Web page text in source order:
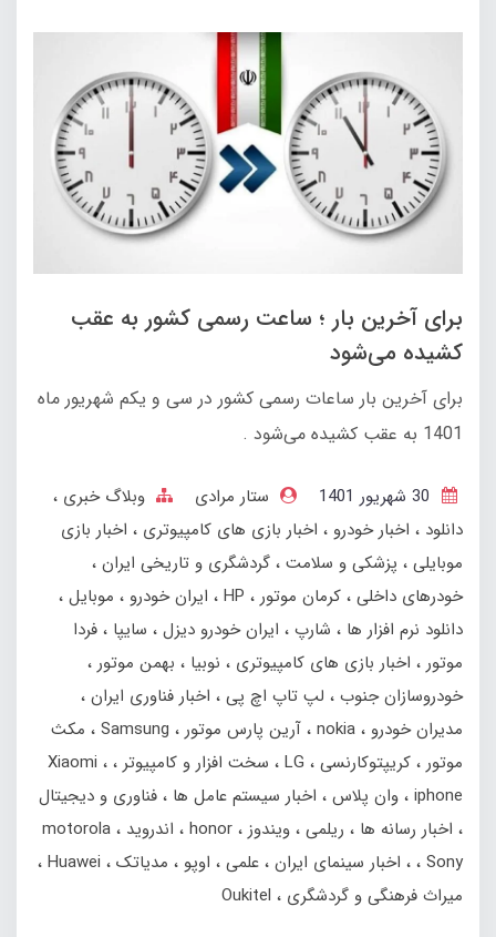
برای آخرین بار ؛ ساعت رسمی کشور به عقب
کشیده می‌شود
برای آخرین بار ساعات رسمی کشور در سی و یکم شهریور ماه
1401 به عقب کشیده می‌شود .
ستار مرادی
وبلاگ خبری
دانلود
اخبار خودرو اخبار بازی های کامپیوتری
اخبار بازی
موبایلی
پزشکی و سلامت گردشگری و تاریخی ایران
خودرهای داخلی کرمان موتور HP ایران خودرو
موبایل
دانلود نرم افزار ها
شارپ ایران خودرو دیزل سایپا
فردا
موتور
اخبار بازی های کامپیوتری نوبیا
بهمن‌ موتور
خودروسازان جنوب
لپ تاپ اچ پی
اخبار فناوری ایران
مدیران خودرو
nokia آرین پارس موتور Samsung
مکث
موتور
کریپتوکارنسی LG سخت افزار و کامپیوتر
Xiaomi
iphone وان پلاس اخبار سیستم عامل ها
فناوری و دیجیتال
اخبار رسانه ها
ریلمی ویندوز honor اندروید
motorola
Sony
اخبار سینمای ایران علمی اوپو مدیاتک
Huawei
میراث فرهنگی و گردشگری
Oukitel